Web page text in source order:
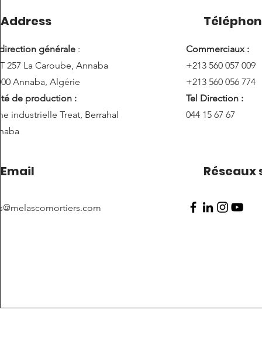
Address
générale :
257 La Caroube, Annaba
Annaba, Algérie
de production :
industrielle Treat, Berrahal
Email
Commerciaux :
+213 560 057 009
+213 560 056 774
Tel Direction :
044 15 67 67
Réseaux